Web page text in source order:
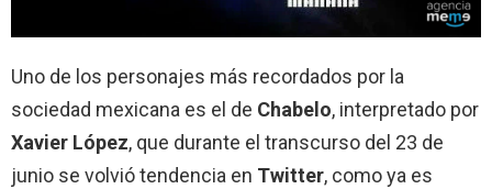
Uno de los personajes más recordados por la
sociedad mexicana es el de Chabelo, interpretado por
Xavier López, que durante el transcurso del 23 de
junio se volvió tendencia en Twitter, como ya es